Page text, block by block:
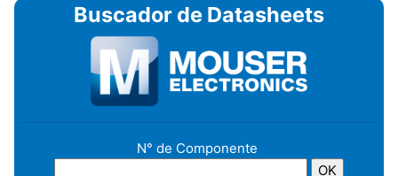
Buscador de Datasheets
N° de Componente